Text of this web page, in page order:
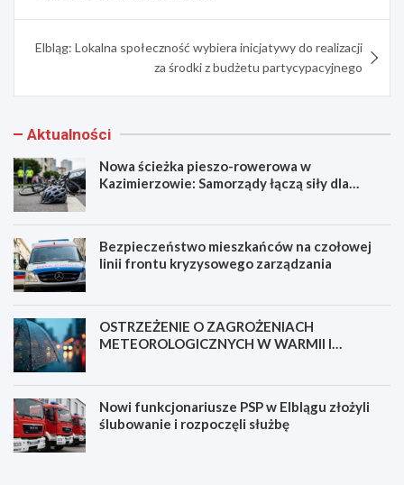
Elbląg: Lokalna społeczność wybiera inicjatywy do realizacji
za środki z budżetu partycypacyjnego
Aktualności
Nowa ścieżka pieszo-rowerowa w
Kazimierzowie: Samorządy łączą siły dla
Bezpieczeństwo mieszkańców na czołowej
linii frontu kryzysowego zarządzania
OSTRZEŻENIE O ZAGROŻENIACH
METEOROLOGICZNYCH W WARMII I
Nowi funkcjonariusze PSP w Elblągu złożyli
ślubowanie i rozpoczęli służbę
N
B